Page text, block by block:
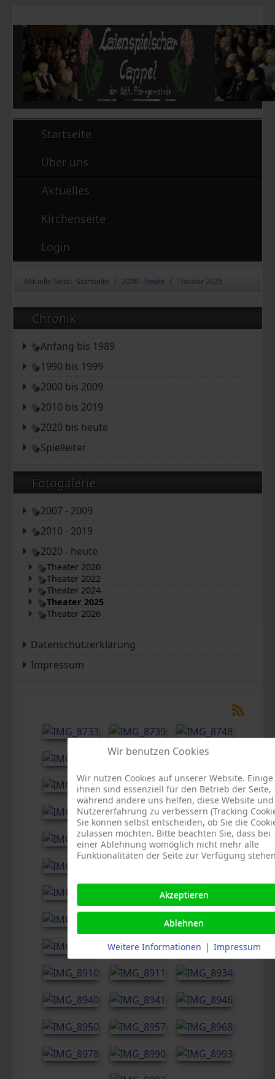
Startseite
Über uns
Aktuelles
Kirchenseite
Login
Aktuelle Seite: Startseite 2020 - heute Theater 2025
Chronik
Anfang bis 1989
1990 bis 1999
2000 bis 2009
2010 bis 2019
2020 bis heute
Spielleiter
Fotogalerie
2007 - 2009
2010 - 2019
2020 - heute
Theater 2020
Theater 2022
Theater 2024
Theater 2025
Theater 2026
Datenschutzerklärung
Impressum
Wir benutzen Cookies
Wir nutzen Cookies auf unserer Website. Einige
ihnen sind essenziell für den Betrieb der Seite,
während andere uns helfen, diese Website
Nutzererfahrung zu verbessern (Tracking
Sie können selbst entscheiden, ob Sie die
zulassen möchten. Bitte beachten Sie, dass bei
einer Ablehnung womöglich nicht mehr alle
Funktionalitäten der Seite zur Verfügung
Akzeptieren
Ablehnen
Weitere Informationen | Impressum